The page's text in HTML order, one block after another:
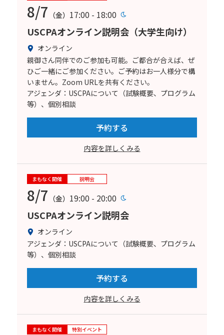
8/7 （金） 17:00 - 18:00
USCPAオンライン説明会（大学生向け）
オンライン
親御さん同伴でのご参加も可能。ご都合が合えば、ぜ
ひご一緒にご参加ください。ご予約はお一人様分で構
いません。Zoom URLを共有ください。
アジェンダ：USCPAについて（試験概要、プログラム
等）、個別相談
予約する
内容を詳しくみる
まもなく開催 説明会
8/7 （金） 19:00 - 20:00
USCPAオンライン説明会
オンライン
アジェンダ：USCPAについて（試験概要、プログラム
等）、個別相談
予約する
内容を詳しくみる
まもなく開催 特別イベント